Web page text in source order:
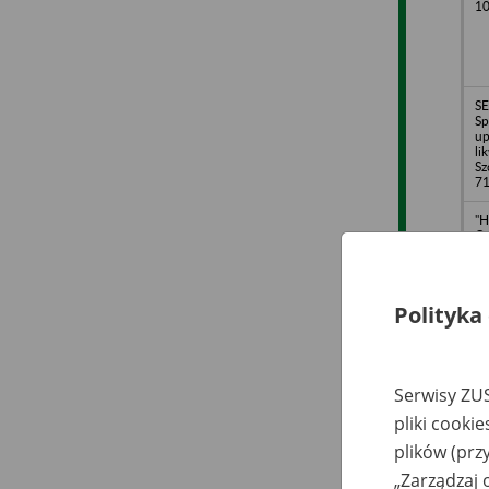
Polityka
Serwisy
pliki
plików
„Zarządzaj